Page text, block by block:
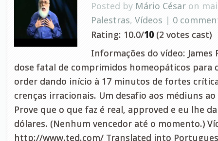
Posted by Mário César on
Palestras, Vídeos | 0
Rating: 10.0/10 (2 votes cast)
Informações do vídeo: James
dose fatal de comprimidos homeopáticos para
order dando início à 17 minutos de fortes
crenças irracionais. Um desafio aos médiuns
Prove que o que faz é real, approved e eu lhe
dólares. (Nenhum vencedor até o momento.)
http://www.ted.com/ Translated into